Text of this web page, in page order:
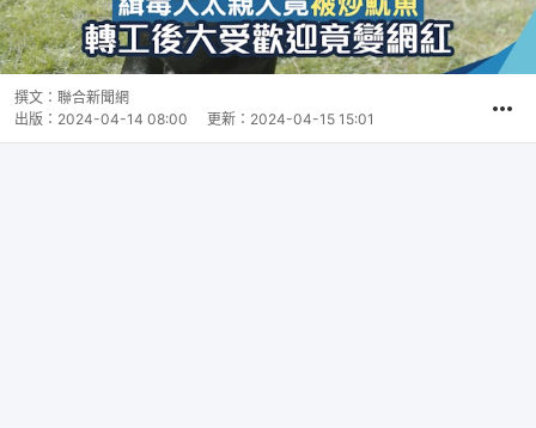
撰文： 聯合新聞網
出版： 2024-04-14 08:00 更新： 2024-04-15 15:01